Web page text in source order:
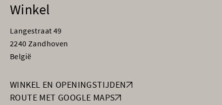
Winkel
Langestraat 49
2240 Zandhoven
België
WINKEL EN OPENINGSTIJDEN
ROUTE MET GOOGLE MAPS